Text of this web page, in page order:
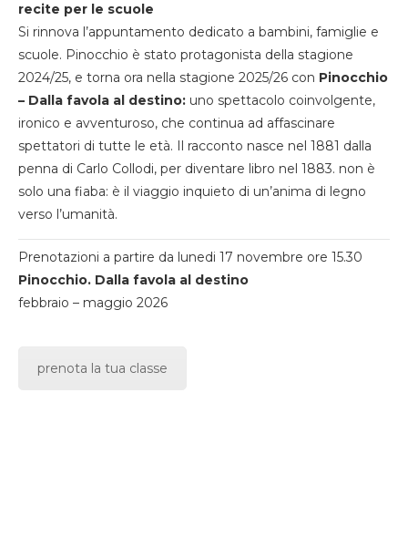
recite per le scuole
Si rinnova l’appuntamento dedicato a bambini, famiglie e
scuole. Pinocchio è stato protagonista della stagione
2024/25, e torna ora nella stagione 2025/26 con Pinocchio
– Dalla favola al destino: uno spettacolo coinvolgente,
ironico e avventuroso, che continua ad affascinare
spettatori di tutte le età. Il racconto nasce nel 1881 dalla
penna di Carlo Collodi, per diventare libro nel 1883. non è
solo una fiaba: è il viaggio inquieto di un’anima di legno
verso l’umanità.
Prenotazioni a partire da lunedi 17 novembre ore 15.30
Pinocchio. Dalla favola al destino
febbraio – maggio 2026
prenota la tua classe